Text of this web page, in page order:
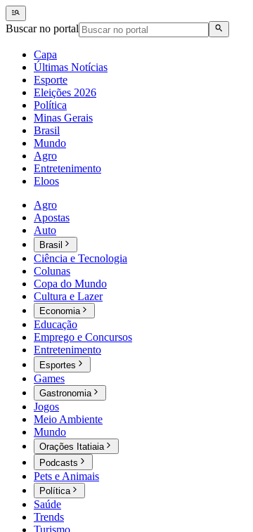
Buscar no portal
Capa
Últimas Notícias
Esporte
Eleições 2026
Política
Minas Gerais
Brasil
Mundo
Agro
Entretenimento
Eloos
Agro
Apostas
Auto
Brasil
Ciência e Tecnologia
Colunas
Copa do Mundo
Cultura e Lazer
Economia
Educação
Emprego e Concursos
Entretenimento
Esportes
Games
Gastronomia
Jogos
Meio Ambiente
Mundo
Orações Itatiaia
Podcasts
Pets e Animais
Política
Saúde
Trends
Turismo